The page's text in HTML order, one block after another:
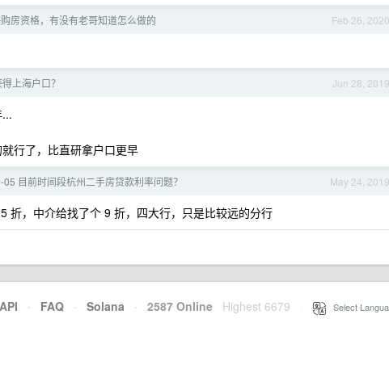
Feb 26, 2020
购房资格，有没有老哥知道怎么做的
Jun 28, 2019
上海户口？
行了，比直研拿户口更早
May 24, 2019
目前时间段杭州二手房贷款利率问题？
折，中介给找了个 9 折，四大行，只是比较远的分行
API · FAQ · Solana · 2587 Online Highest 6679 Select